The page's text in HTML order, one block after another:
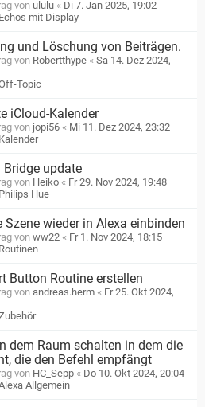
von ululu « Di 7. Jan 2025, 19:02
Echos mit Display
und Löschung von Beiträgen.
von Robertthype « Sa 14. Dez 2024,
Topic
iCloud-Kalender
von jopi56 « Mi 11. Dez 2024, 23:32
Kalender
Bridge update
von Heiko « Fr 29. Nov 2024, 19:48
Philips Hue
Szene wieder in Alexa einbinden
von ww22 « Fr 1. Nov 2024, 18:15
Routinen
Button Routine erstellen
von andreas.herm « Fr 25. Okt 2024,
dem Raum schalten in dem die
die den Befehl empfängt
von HC_Sepp « Do 10. Okt 2024, 20:04
Allgemein